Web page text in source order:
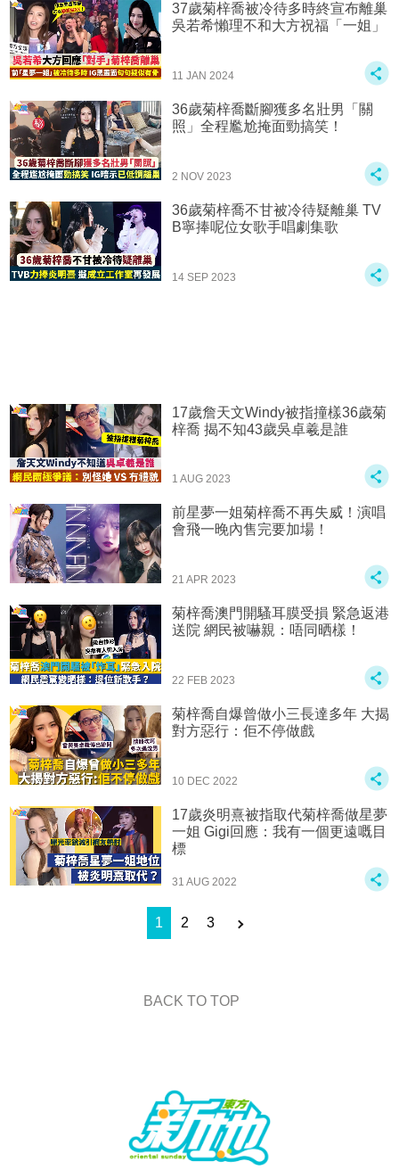
37歲菊梓喬被冷待多時終宣布離巢
吳若希懶理不和大方祝福「一姐」
11 JAN 2024
36歲菊梓喬斷腳獲多名壯男「關
照」全程尷尬掩面勁搞笑！
2 NOV 2023
36歲菊梓喬不甘被冷待疑離巢 TV
B寧捧呢位女歌手唱劇集歌
14 SEP 2023
17歲詹天文Windy被指撞樣36歲菊
梓喬 揭不知43歲吳卓羲是誰
1 AUG 2023
前星夢一姐菊梓喬不再失威！演唱
會飛一晚內售完要加場！
21 APR 2023
菊梓喬澳門開騷耳膜受損 緊急返港
送院 網民被嚇親：唔同晒樣！
22 FEB 2023
菊梓喬自爆曾做小三長達多年 大揭
對方惡行：佢不停做戲
10 DEC 2022
17歲炎明熹被指取代菊梓喬做星夢
一姐 Gigi回應：我有一個更遠嘅目
標
31 AUG 2022
1 2 3
BACK TO TOP